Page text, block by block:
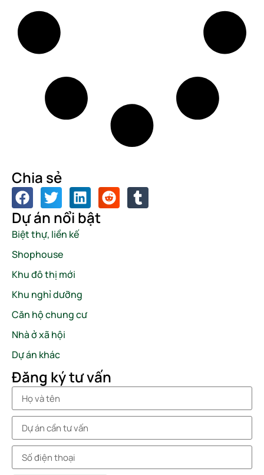
Chia sẻ
Dự án nổi bật
Biệt thự, liền kế
Shophouse
Khu đô thị mới
Khu nghỉ dưỡng
Căn hộ chung cư
Nhà ở xã hội
Dự án khác
Đăng ký tư vấn